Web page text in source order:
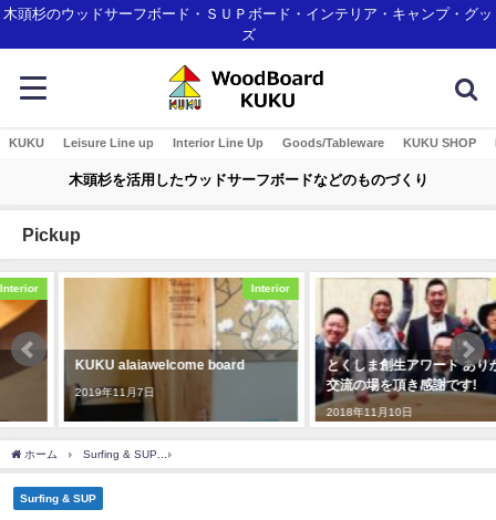
木頭杉のウッドサーフボード・ＳＵＰボード・インテリア・キャンプ・グッ
ズ
KUKU Leisure Line up Interior Line Up Goods/Tableware KUKU SHOP
木頭杉を活用したウッドサーフボードなどのものづくり
Pickup
Interior
KUKU alaiawelcome board
2019年11月7日
Awards
とくしま創生アワード ありがたい
交流の場を頂き感謝です!
2018年11月10日
ホーム Surfing & SUP
Surfing & SUP